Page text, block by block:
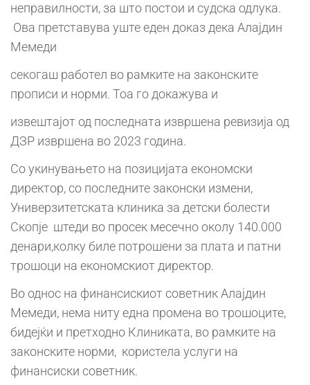
неправилности, за што постои и судска одлука.
Ова претставува уште еден доказ дека Алајдин
Мемеди
секогаш работел во рамките на законските
прописи и норми. Тоа го докажува и
извештајот од последната извршена ревизија од
ДЗР извршена во 2023 година.
Со укинувањето на позицијата економски
директор, со последните законски измени,
Универзитетската клиника за детски болести
Скопје штеди во просек месечно околу 140.000
денари,колку биле потрошени за плата и патни
трошоци на економскиот директор.
Во однос на финансискиот советник Алајдин
Мемеди, нема ниту една промена во трошоците,
бидејќи и претходно Клиниката, во рамките на
законските норми, користела услуги на
финансиски советник.